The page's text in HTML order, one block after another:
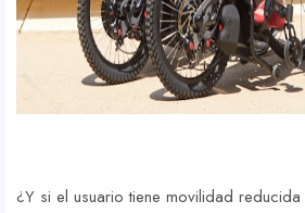
¿Y si el usuario tiene movilidad